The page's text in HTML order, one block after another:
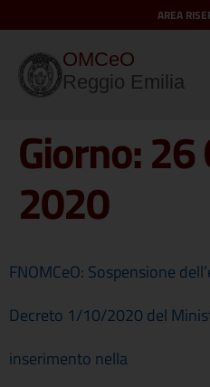
AREA
OMCeO
Reggio Emilia
Giorno:26
2020
FNOMCeO: Sospensione
Decreto 1/10/2020 del
inserimento nella